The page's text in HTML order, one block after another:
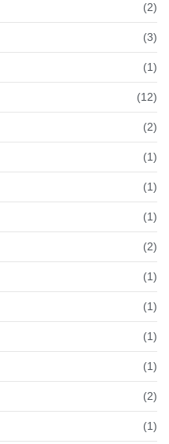
(2)
(3)
(1)
(12)
(2)
(1)
(1)
(1)
(2)
(1)
(1)
(1)
(1)
(2)
(1)